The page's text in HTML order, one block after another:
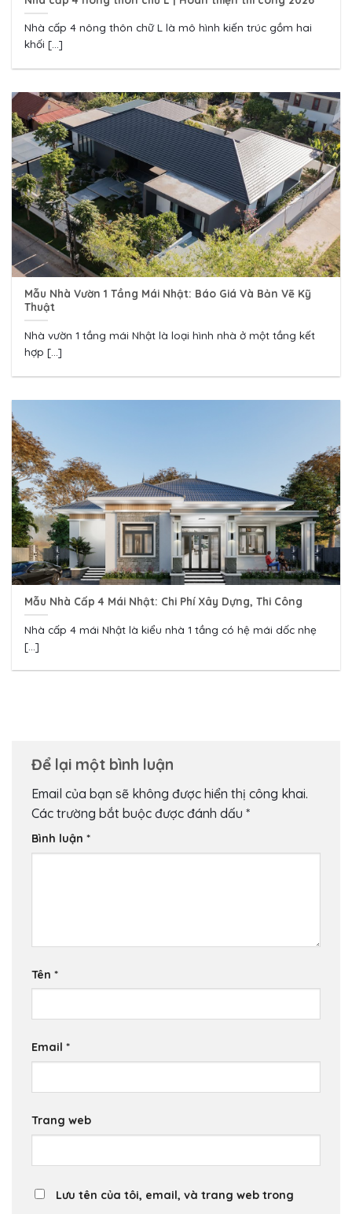
Nhà cấp 4 nông thôn chữ L là mô hình kiến trúc gồm hai
khối [...]
Mẫu Nhà Vườn 1 Tầng Mái Nhật: Báo Giá Và Bản Vẽ Kỹ
Thuật
Nhà vườn 1 tầng mái Nhật là loại hình nhà ở một tầng kết
hợp [...]
Mẫu Nhà Cấp 4 Mái Nhật: Chi Phí Xây Dựng, Thi Công
Nhà cấp 4 mái Nhật là kiểu nhà 1 tầng có hệ mái dốc nhẹ
[...]
Để lại một bình luận
Email của bạn sẽ không được hiển thị công khai.
Các trường bắt buộc được đánh dấu *
Bình luận *
Tên *
Email *
Trang web
Lưu tên của tôi, email, và trang web trong